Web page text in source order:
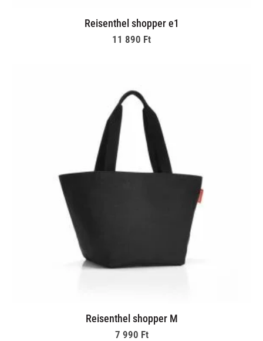
Reisenthel shopper e1
11 890 Ft
Reisenthel shopper M
7 990 Ft